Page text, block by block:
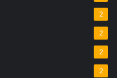
2
2
2
2